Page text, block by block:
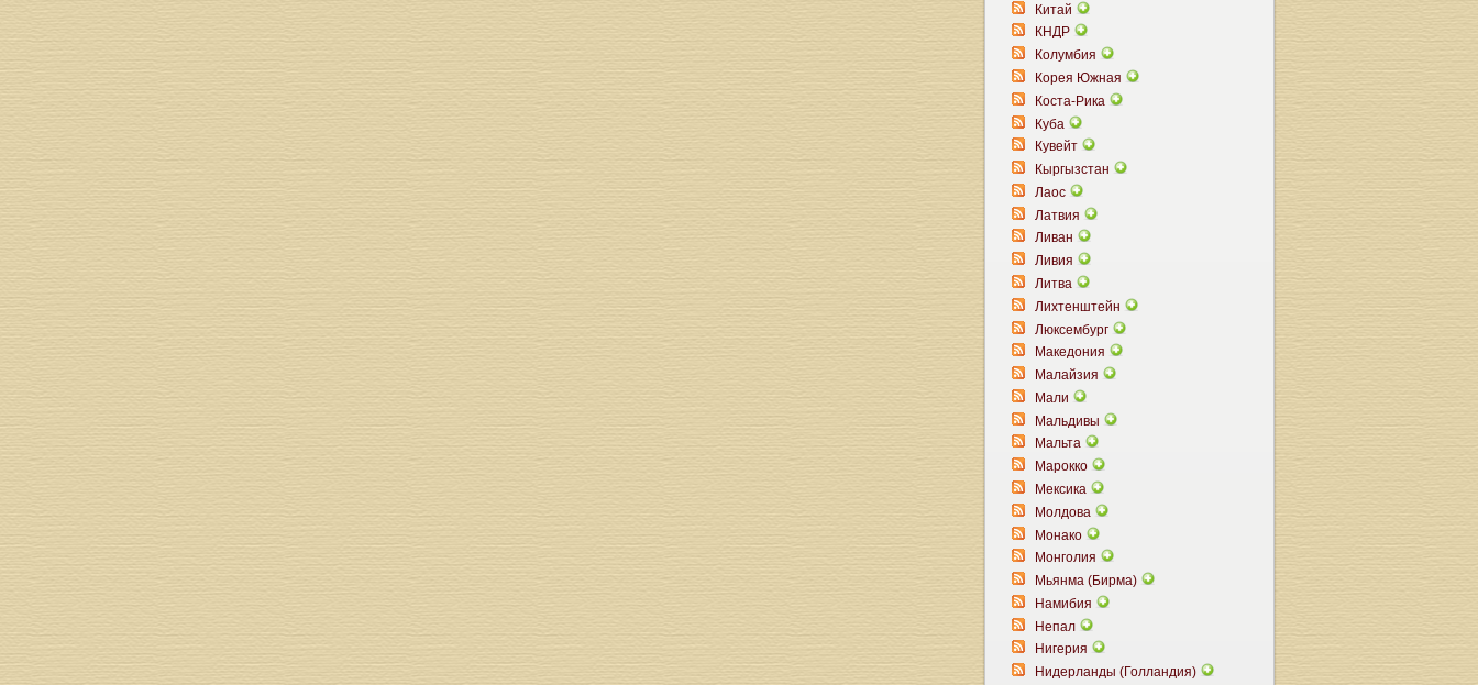
Китай
КНДР
Колумбия
Корея Южная
Коста-Рика
Куба
Кувейт
Кыргызстан
Лаос
Латвия
Ливан
Ливия
Литва
Лихтенштейн
Люксембург
Македония
Малайзия
Мали
Мальдивы
Мальта
Марокко
Мексика
Молдова
Монако
Монголия
Мьянма (Бирма)
Намибия
Непал
Нигерия
Нидерланды (Голландия)